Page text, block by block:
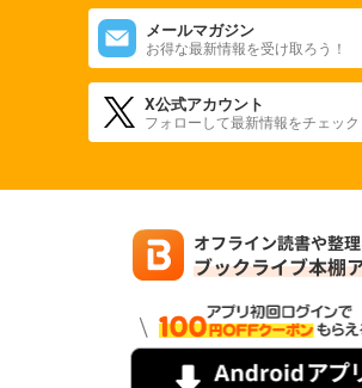
メールマガジン
お得な最新情報を受け取ろう！
X公式アカウント
フォローして最新情報をチェック